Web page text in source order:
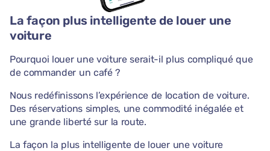
La façon plus intelligente de louer une
voiture
Pourquoi louer une voiture serait-il plus compliqué que
de commander un café ?
Nous redéfinissons l’expérience de location de voiture.
Des réservations simples, une commodité inégalée et
une grande liberté sur la route.
La façon la plus intelligente de louer une voiture